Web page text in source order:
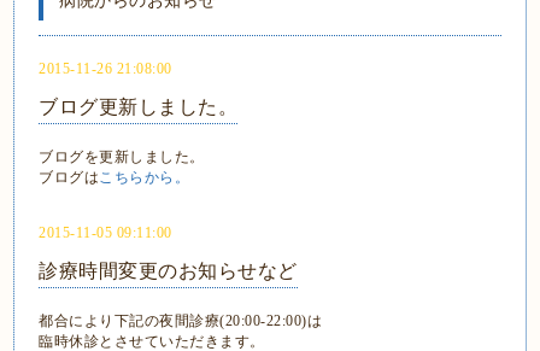
2015-11-26 21:08:00
ブログ更新しました。
ブログを更新しました。
ブログは こちらから。
2015-11-05 09:11:00
診療時間変更のお知らせなど
都合により下記の夜間診療(20:00-22:00)は
臨時休診とさせていただきます。